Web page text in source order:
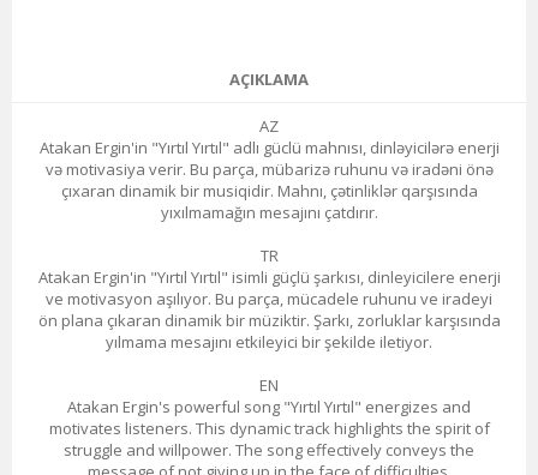
AÇIKLAMA
AZ
Atakan Ergin'in "Yırtıl Yırtıl" adlı güclü mahnısı, dinləyicilərə enerji
və motivasiya verir. Bu parça, mübarizə ruhunu və iradəni önə
çıxaran dinamik bir musiqidir. Mahnı, çətinliklər qarşısında
yıxılmamağın mesajını çatdırır.
TR
Atakan Ergin'in "Yırtıl Yırtıl" isimli güçlü şarkısı, dinleyicilere enerji
ve motivasyon aşılıyor. Bu parça, mücadele ruhunu ve iradeyi
ön plana çıkaran dinamik bir müziktir. Şarkı, zorluklar karşısında
yılmama mesajını etkileyici bir şekilde iletiyor.
EN
Atakan Ergin's powerful song "Yırtıl Yırtıl" energizes and
motivates listeners. This dynamic track highlights the spirit of
struggle and willpower. The song effectively conveys the